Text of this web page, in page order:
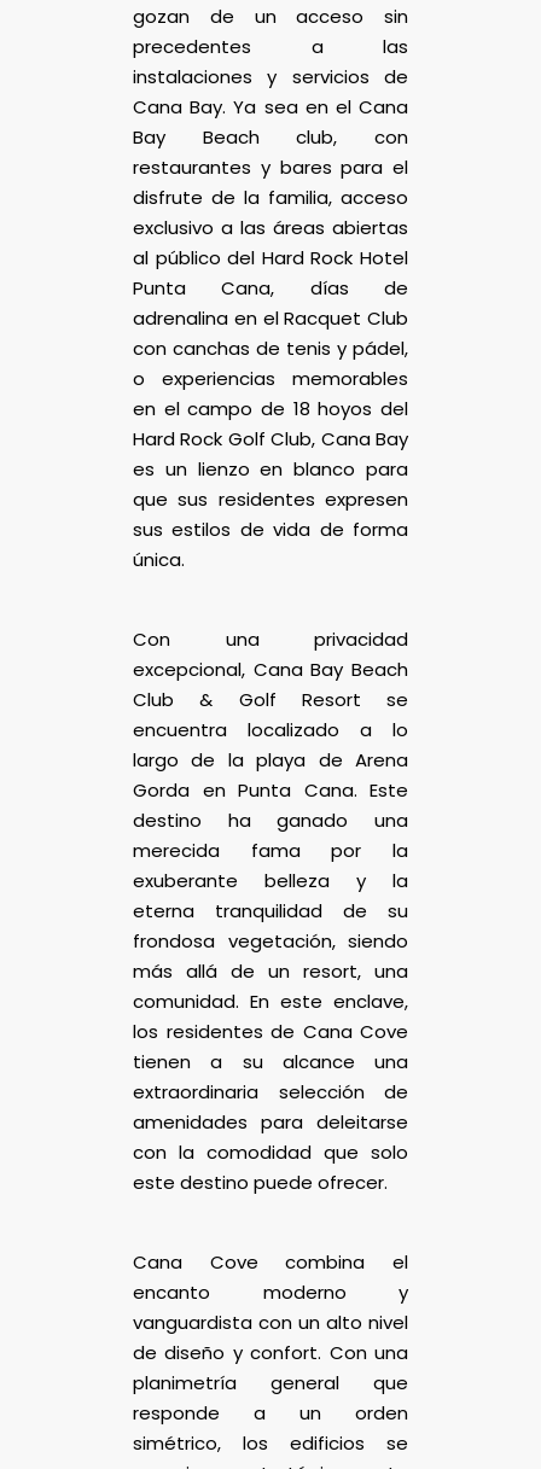
gozan de un acceso sin
precedentes a las
instalaciones y servicios de
Cana Bay. Ya sea en el Cana
Bay Beach club, con
restaurantes y bares para el
disfrute de la familia, acceso
exclusivo a las áreas abiertas
al público del Hard Rock Hotel
Punta Cana, días de
adrenalina en el Racquet Club
con canchas de tenis y pádel,
o experiencias memorables
en el campo de 18 hoyos del
Hard Rock Golf Club, Cana Bay
es un lienzo en blanco para
que sus residentes expresen
sus estilos de vida de forma
única.
Con una privacidad
excepcional, Cana Bay Beach
Club & Golf Resort se
encuentra localizado a lo
largo de la playa de Arena
Gorda en Punta Cana. Este
destino ha ganado una
merecida fama por la
exuberante belleza y la
eterna tranquilidad de su
frondosa vegetación, siendo
más allá de un resort, una
comunidad. En este enclave,
los residentes de Cana Cove
tienen a su alcance una
extraordinaria selección de
amenidades para deleitarse
con la comodidad que solo
este destino puede ofrecer.
Cana Cove combina el
encanto moderno y
vanguardista con un alto nivel
de diseño y confort. Con una
planimetría general que
responde a un orden
simétrico, los edificios se